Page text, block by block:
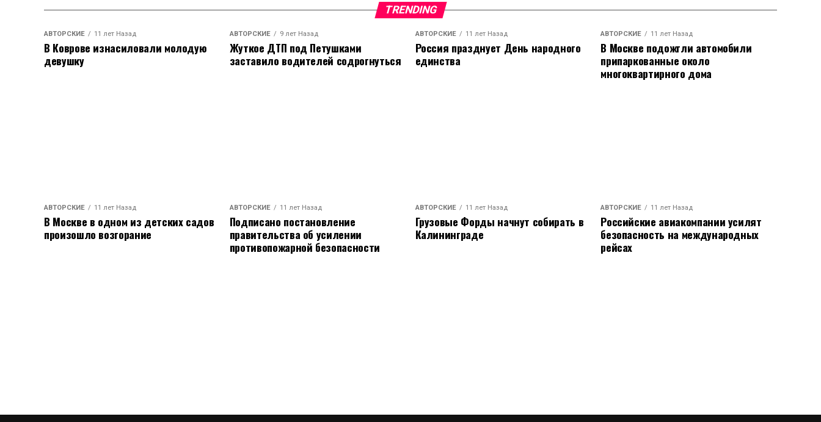
TRENDING
АВТОРСКИЕ 11 лет Назад
В Коврове изнасиловали молодую
девушку
АВТОРСКИЕ 9 лет Назад
Жуткое ДТП под Петушками
заставило водителей содрогнуться
АВТОРСКИЕ 11 лет Назад
Россия празднует День народного
единства
АВТОРСКИЕ 11 лет Назад
В Москве подожгли автомобили
припаркованные около
многоквартирного дома
АВТОРСКИЕ 11 лет Назад
В Москве в одном из детских садов
произошло возгорание
АВТОРСКИЕ 11 лет Назад
Подписано постановление
правительства об усилении
противопожарной безопасности
АВТОРСКИЕ 11 лет Назад
Грузовые Форды начнут собирать в
Калининграде
АВТОРСКИЕ 11 лет Назад
Российские авиакомпании усилят
безопасность на международных
рейсах